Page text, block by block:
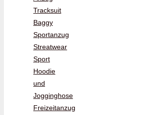
Tracksuit
Baggy
Sportanzug
Streatwear
Sport
Hoodie
und
Jogginghose
Freizeitanzug